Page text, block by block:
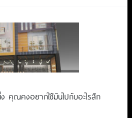
คุณคงอยากใช้มันไปกับอะไรสัก